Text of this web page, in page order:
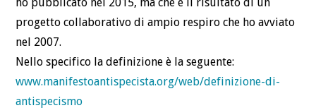
progetto collaborativo di ampio respiro che ho avviato
nel 2007.
Nello specifico la definizione è la seguente:
www.manifestoantispecista.org/web/definizione-di-
antispecismo